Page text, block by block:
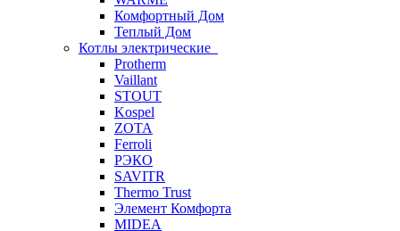
Комфортный Дом
Теплый Дом
Котлы электрические
Protherm
Vaillant
STOUT
Kospel
ZOTA
Ferroli
РЭКО
SAVITR
Thermo Trust
Элемент Комфорта
MIDEA